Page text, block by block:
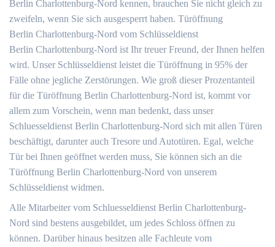
Berlin Charlottenburg-Nord kennen, brauchen Sie nicht gleich zu
zweifeln, wenn Sie sich ausgesperrt haben. Türöffnung
Berlin Charlottenburg-Nord vom Schlüsseldienst
Berlin Charlottenburg-Nord ist Ihr treuer Freund, der Ihnen helfen
wird. Unser Schlüsseldienst leistet die Türöffnung in 95% der
Fälle ohne jegliche Zerstörungen. Wie groß dieser Prozentanteil
für die Türöffnung Berlin Charlottenburg-Nord ist, kommt vor
allem zum Vorschein, wenn man bedenkt, dass unser
Schluesseldienst Berlin Charlottenburg-Nord sich mit allen Türen
beschäftigt, darunter auch Tresore und Autotüren. Egal, welche
Tür bei Ihnen geöffnet werden muss, Sie können sich an die
Türöffnung Berlin Charlottenburg-Nord von unserem
Schlüsseldienst widmen.
Alle Mitarbeiter vom Schluesseldienst Berlin Charlottenburg-
Nord sind bestens ausgebildet, um jedes Schloss öffnen zu
können. Darüber hinaus besitzen alle Fachleute vom